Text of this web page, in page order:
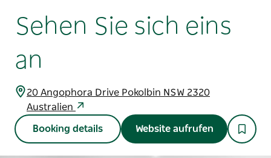
Sehen Sie sich eins
an
20 Angophora Drive Pokolbin NSW 2320
Australien
Booking details Website aufrufen